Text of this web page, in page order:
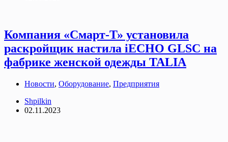
Компания «Смарт-Т» установила
раскройщик настила iECHO GLSC на
фабрике женской одежды TALIA
Новости, Оборудование, Предприятия
Shpilkin
02.11.2023